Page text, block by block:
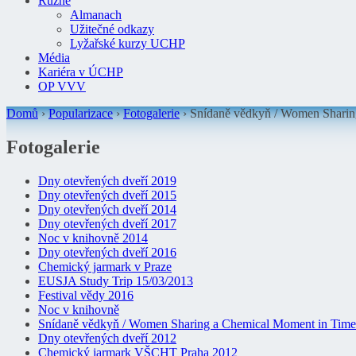
Almanach
Užitečné odkazy
Lyžařské kurzy UCHP
Média
Kariéra v ÚCHP
OP VVV
Domů›Popularizace›Fotogalerie›Snídaně vědkyň / Women
Fotogalerie
Dny otevřených dveří 2019
Dny otevřených dveří 2015
Dny otevřených dveří 2014
Dny otevřených dveří 2017
Noc v knihovně 2014
Dny otevřených dveří 2016
Chemický jarmark v Praze
EUSJA Study Trip 15/03/2013
Festival vědy 2016
Noc v knihovně
Snídaně vědkyň / Women Sharing a Chemical Moment in Time
Dny otevřených dveří 2012
Chemický jarmark VŠCHT Praha 2012